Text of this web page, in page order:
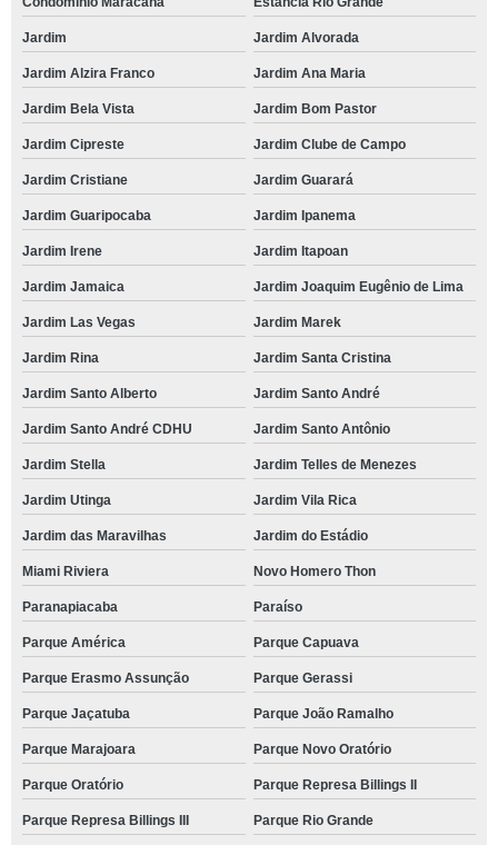
Jardim Jardim Alvorada
Jardim Alzira Franco Jardim Ana Maria
Jardim Bela Vista Jardim Bom Pastor
Jardim Cipreste Jardim Clube de Campo
Jardim Cristiane Jardim Guarará
Jardim Guaripocaba Jardim Ipanema
Jardim Irene Jardim Itapoan
Jardim Jamaica Jardim Joaquim Eugênio de Lima
Jardim Las Vegas Jardim Marek
Jardim Rina Jardim Santa Cristina
Jardim Santo Alberto Jardim Santo André
Jardim Santo André CDHU Jardim Santo Antônio
Jardim Stella Jardim Telles de Menezes
Jardim Utinga Jardim Vila Rica
Jardim das Maravilhas Jardim do Estádio
Miami Riviera Novo Homero Thon
Paranapiacaba Paraíso
Parque América Parque Capuava
Parque Erasmo Assunção Parque Gerassi
Parque Jaçatuba Parque João Ramalho
Parque Marajoara Parque Novo Oratório
Parque Oratório Parque Represa Billings II
Parque Represa Billings III Parque Rio Grande